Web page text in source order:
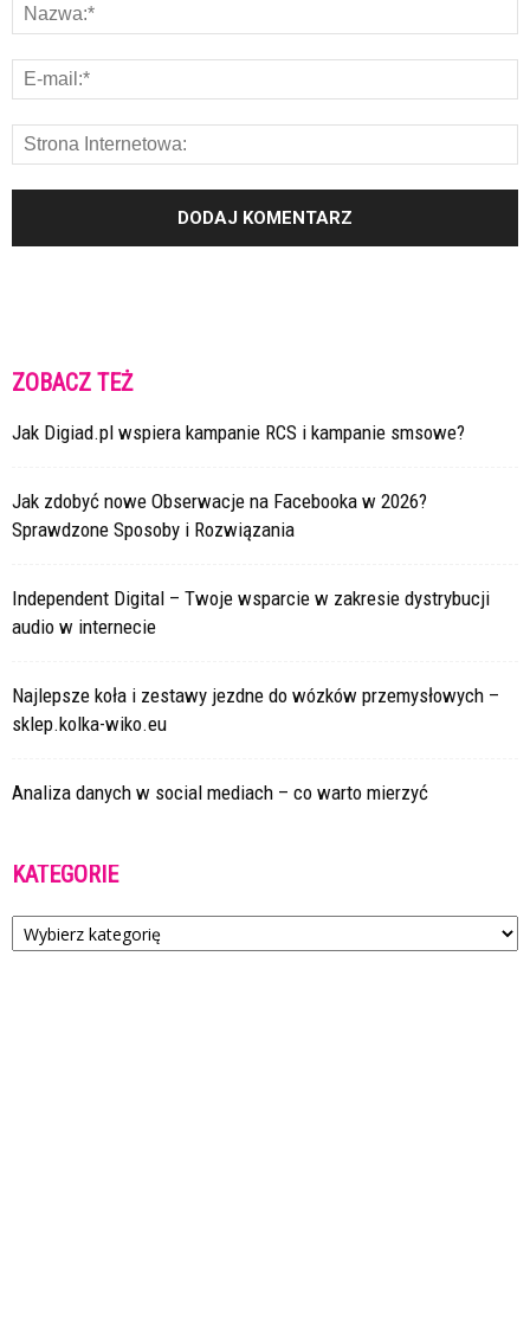
ZOBACZ TEŻ
Jak Digiad.pl wspiera kampanie RCS i kampanie smsowe?
Jak zdobyć nowe Obserwacje na Facebooka w 2026?
Sprawdzone Sposoby i Rozwiązania
Independent Digital – Twoje wsparcie w zakresie dystrybucji
audio w internecie
Najlepsze koła i zestawy jezdne do wózków przemysłowych –
sklep.kolka-wiko.eu
Analiza danych w social mediach – co warto mierzyć
KATEGORIE
Kategorie